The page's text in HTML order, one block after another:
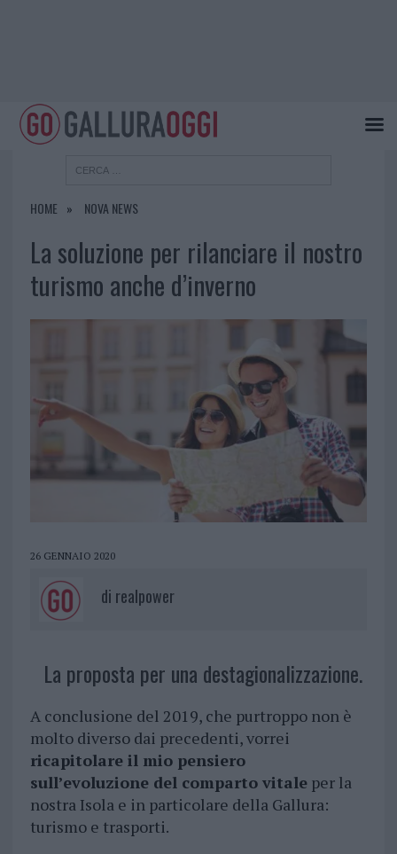
HOME NOVA NEWS
La soluzione per rilanciare il nostro
turismo anche d’inverno
26 GENNAIO 2020
di realpower
La proposta per una destagionalizzazione.
A conclusione del 2019, che purtroppo non è
molto diverso dai precedenti, vorrei
ricapitolare il mio pensiero
sull’evoluzione del comparto vitaleper la
nostra Isola e in particolare della Gallura:
turismo e trasporti.